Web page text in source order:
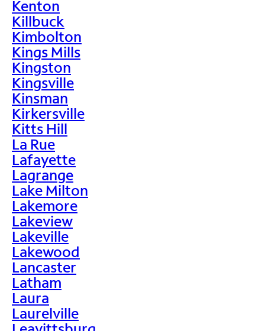
Kenton
Killbuck
Kimbolton
Kings Mills
Kingston
Kingsville
Kinsman
Kirkersville
Kitts Hill
La Rue
Lafayette
Lagrange
Lake Milton
Lakemore
Lakeview
Lakeville
Lakewood
Lancaster
Latham
Laura
Laurelville